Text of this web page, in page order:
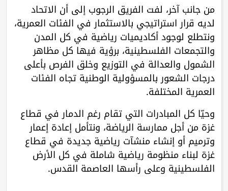
من جانب آخر، لفت الفريق الرجوب إلى أن الاتحاد
لديه قرار استراتيجي بالاستثمار في الفئات العمرية،
ونتطلع لوجود أكاديميات رياضية في كل المدن
والتجمعات الفلسطينية، برؤية فيها كل مظاهر
الشمول والعدالة في التوزيع وخلق الفرص بأعلى
درجات الشعور بالمسؤولية الوطنية تجاه الفئات
العمرية المختلفة.
وحيّا كل المبادرات التي تقام رغم الدمار في قطاع
غزة من أجل ممارسة الرياضة، ونتأمل إعادة إعمار
وترميم أو إنشاء منشآت رياضية جديدة في قطاع
غزة لبناء منظومة رياضية شاملة في كل الأرض
الفلسطينية وعلى رأسها العاصمة القدس.